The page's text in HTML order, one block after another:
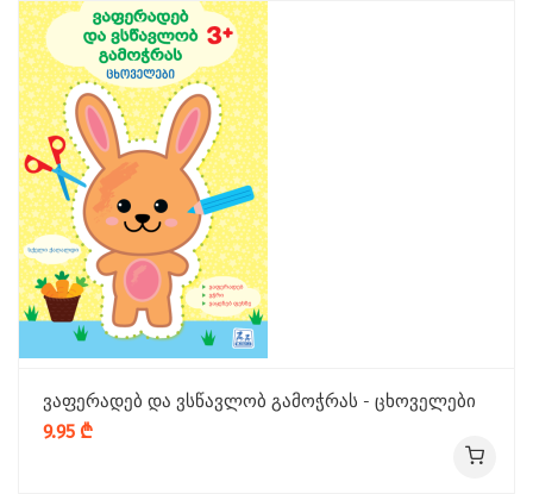
ვაფერადებ და ვსწავლობ გამოჭრას - ცხოველები
9.95 ₾